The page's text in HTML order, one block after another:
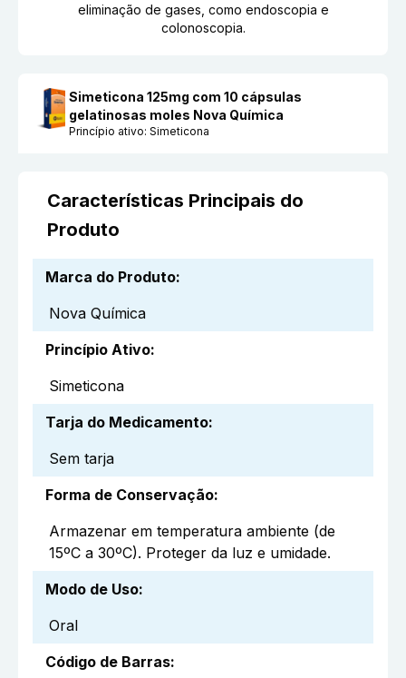
eliminação de gases, como endoscopia e
colonoscopia.
Simeticona 125mg com 10 cápsulas
gelatinosas moles Nova Química
Princípio ativo:Simeticona
Características Principais do
Produto
Marca do Produto:
Nova Química
Princípio Ativo:
Simeticona
Tarja do Medicamento:
Sem tarja
Forma de Conservação:
Armazenar em temperatura ambiente (de
15ºC a 30ºC). Proteger da luz e umidade.
Modo de Uso:
Oral
Código de Barras: